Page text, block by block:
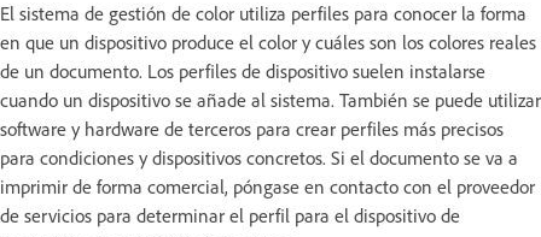
El sistema de gestión de color utiliza perfiles para conocer la forma
en que un dispositivo produce el color y cuáles son los colores reales
de un documento. Los perfiles de dispositivo suelen instalarse
cuando un dispositivo se añade al sistema. También se puede utilizar
software y hardware de terceros para crear perfiles más precisos
para condiciones y dispositivos concretos. Si el documento se va a
imprimir de forma comercial, póngase en contacto con el proveedor
de servicios para determinar el perfil para el dispositivo de